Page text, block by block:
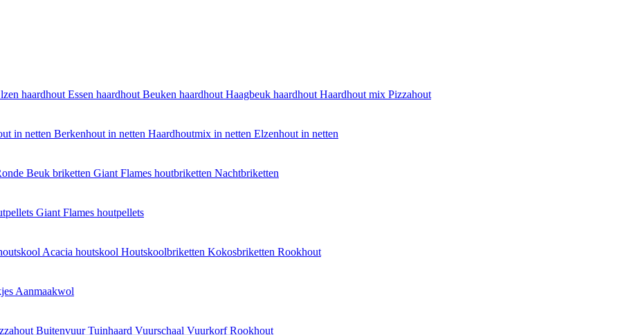
haardhout Essen haardhout Beuken haardhout Haagbeuk haardhout Haardhout mix Pizzahout
in netten Berkenhout in netten Haardhoutmix in netten Elzenhout in netten
Beuk briketten Giant Flames houtbriketten Nachtbriketten
Giant Flames houtpellets
Acacia houtskool Houtskoolbriketten Kokosbriketten Rookhout
Aanmaakwol
BuitenvuurTuinhaard Vuurschaal VuurkorfRookhout